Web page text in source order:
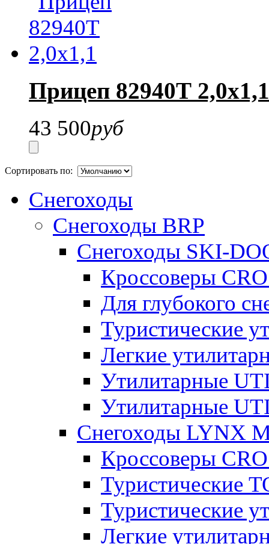
Прицеп 82940Т 2,0х1,1
43 500руб
Сортировать по:
Снегоходы
Снегоходы BRP
Снегоходы SKI-
Кроссоверы
Для глубокого
Туристические
Легкие
Утилитарные
Утилитарные
Снегоходы LYNX
Кроссоверы
Туристические
Туристические
Легкие